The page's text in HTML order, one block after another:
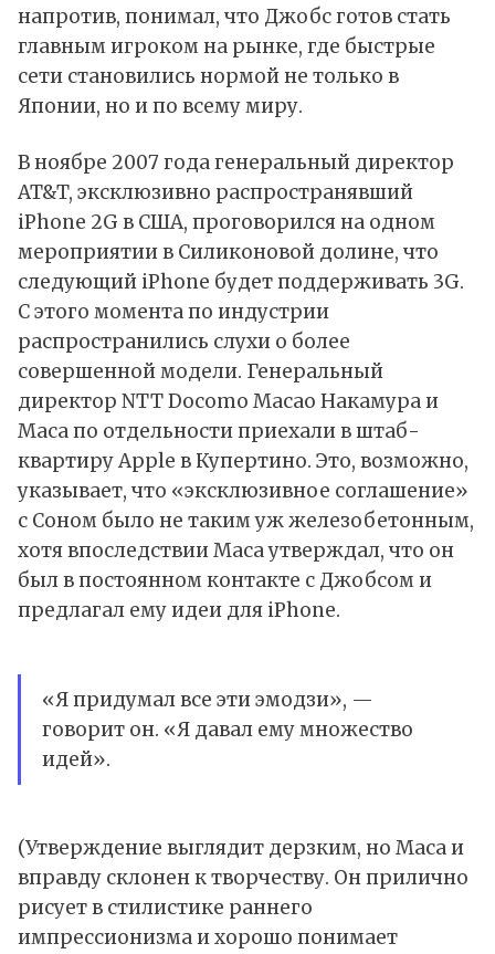
напротив, понимал, что Джобс готов стать
главным игроком на рынке, где быстрые
сети становились нормой не только в
Японии, но и по всему миру.
В ноябре 2007 года генеральный директор
AT&T, эксклюзивно распространявший
iPhone 2G в США, проговорился на одном
мероприятии в Силиконовой долине, что
следующий iPhone будет поддерживать 3G.
С этого момента по индустрии
распространились слухи о более
совершенной модели. Генеральный
директор NTT Docomo Масao Накамура и
Маса по отдельности приехали в штаб-
квартиру Apple в Купертино. Это, возможно,
указывает, что «эксклюзивное соглашение»
с Соном было не таким уж железобетонным,
хотя впоследствии Маса утверждал, что он
был в постоянном контакте с Джобсом и
предлагал ему идеи для iPhone.
«Я придумал все эти эмодзи», —
говорит он. «Я давал ему множество
идей».
(Утверждение выглядит дерзким, но Маса и
вправду склонен к творчеству. Он прилично
рисует в стилистике раннего
импрессионизма и хорошо понимает